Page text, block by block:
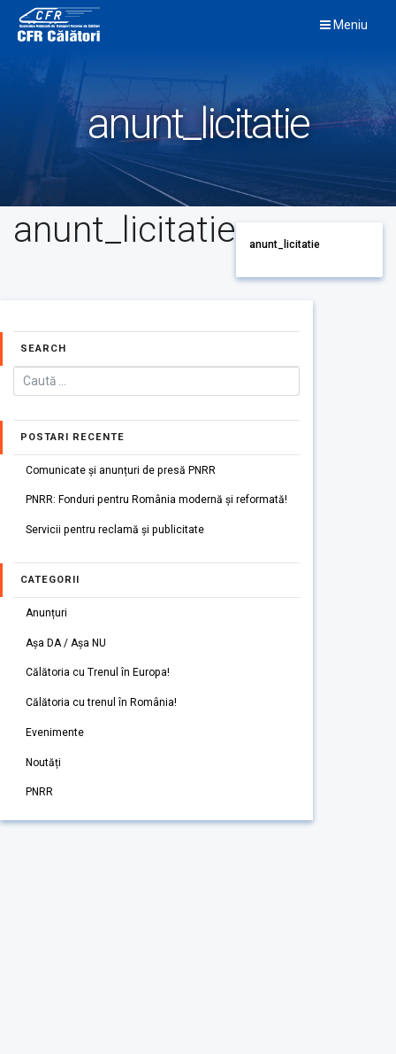
content
Meniu
anunt_licitatie
anunt_licitatie anunt_licitatie
SEARCH
POSTARI RECENTE
Comunicate și anunțuri de presă PNRR
PNRR: Fonduri pentru România modernă și reformată!
Servicii pentru reclamă și publicitate
CATEGORII
Anunțuri
Așa DA / Așa NU
Călătoria cu Trenul în Europa!
Călătoria cu trenul în România!
Evenimente
Noutăți
PNRR